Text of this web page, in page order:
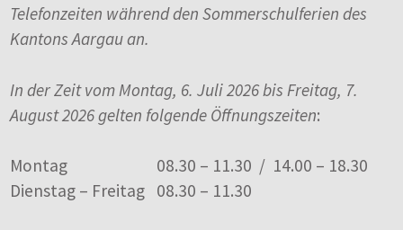
Telefonzeiten während den Sommerschulferien des
Kantons Aargau an.
In der Zeit vom Montag, 6. Juli 2026 bis Freitag, 7.
August 2026 gelten folgende Öffnungszeiten:
Montag
08.30 – 11.30 / 14.00 – 18.30
Dienstag – Freitag 08.30 – 11.30